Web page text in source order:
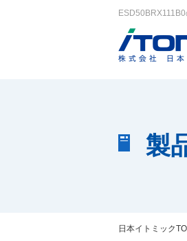
製
日本イトミック